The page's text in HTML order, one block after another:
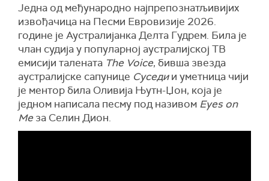
Једна од међународно најпрепознатљивијих
извођачица на Песми Евровизије 2026.
године је Аустралијанка Делта Гудрем. Била је
члан судија у популарној аустралијској ТВ
емисији талената The Voice, бивша звезда
аустралијске сапунице Суседии уметница чији
је ментор била Оливија Њутн-Џон, која је
једном написала песму под називом Eyes on
Meза Селин Дион.